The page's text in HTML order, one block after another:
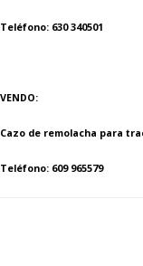
Teléfono: 630 340501
VENDO:
Cazo de remolacha para
Teléfono: 609 965579